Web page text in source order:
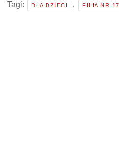
Tagi: DLA DZIECI , FILIA NR 17